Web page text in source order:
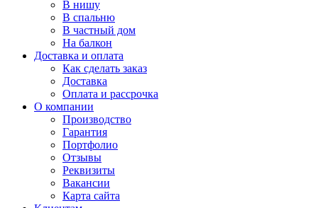
В нишу
В спальню
В частный дом
На балкон
Доставка и оплата
Как сделать заказ
Доставка
Оплата и рассрочка
О компании
Производство
Гарантия
Портфолио
Отзывы
Реквизиты
Вакансии
Карта сайта